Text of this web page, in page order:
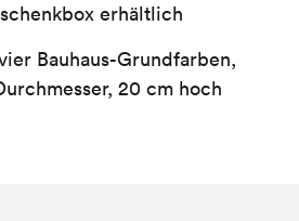
erhältlich
Bauhaus-Grundfarben,
20 cm hoch